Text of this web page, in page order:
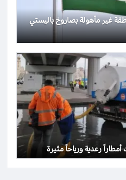
غير مأهولة بصاروخ باليستي
رعدية ورياحاً مثيرة